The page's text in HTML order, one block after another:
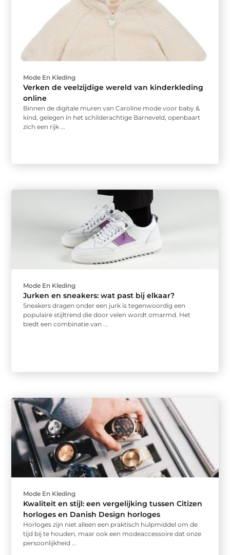
Mode En Kleding
Verken de veelzijdige wereld van kinderkleding
online
Binnen de digitale muren van Caroline mode voor baby &
kind, gelegen in het schilderachtige Barneveld, openbaart
zich een rijk ...
Mode En Kleding
Jurken en sneakers: wat past bij elkaar?
Sneakers dragen onder een jurk is tegenwoordig een
populaire stijltrend die door velen wordt omarmd. Het
biedt een combinatie van ...
Mode En Kleding
Kwaliteit en stijl: een vergelijking tussen Citizen
horloges en Danish Design horloges
Horloges zijn niet alleen een praktisch hulpmiddel om de
tijd bij te houden, maar ook een modeaccessoire dat onze
persoonlijkheid ...